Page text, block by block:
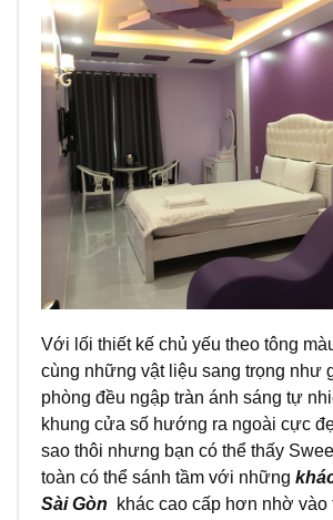
Với lối thiết kế chủ yếu theo tông
cùng những vật liệu sang trọng như
phòng đều ngập tràn ánh sáng tự
khung cửa số hướng ra ngoài cực
sao thôi nhưng bạn có thể thấy
toàn có thể sánh tầm với những
Sài Gòn khác cao cấp hơn nhờ vào